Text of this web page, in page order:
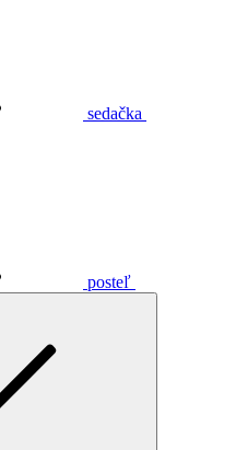
sedačka
posteľ